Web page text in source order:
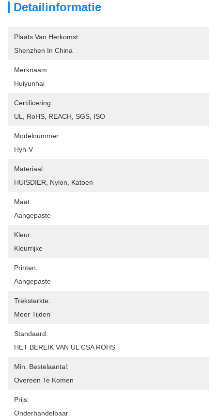
Detailinformatie
Plaats Van Herkomst:
Shenzhen In China
Merknaam:
Huiyunhai
Certificering:
UL, RoHS, REACH, SGS, ISO
Modelnummer:
Hyh-V
Materiaal:
HUISDIER, Nylon, Katoen
Maat:
Aangepaste
Kleur:
Kleurrijke
Printen:
Aangepaste
Treksterkte:
Meer Tijden
Standaard:
HET BEREIK VAN UL CSA ROHS
Min. Bestelaantal:
Overeen Te Komen
Prijs:
Onderhandelbaar